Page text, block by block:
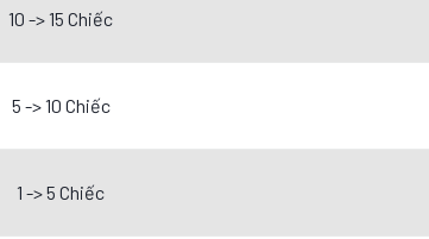
10 -> 15 Chiếc
5 -> 10 Chiếc
1 -> 5 Chiếc